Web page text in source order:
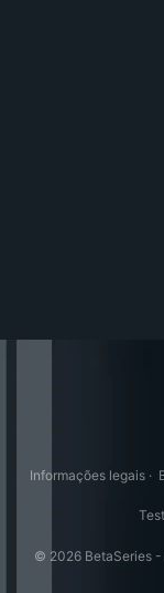
Informações legais ·
© 2026 BetaSeries -